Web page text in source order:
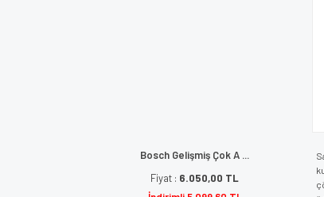
Bosch Gelişmiş Çok A ...
Fiyat : 6.050,00 TL